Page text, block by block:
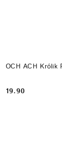
OCH ACH Królik
Cena:
19.90